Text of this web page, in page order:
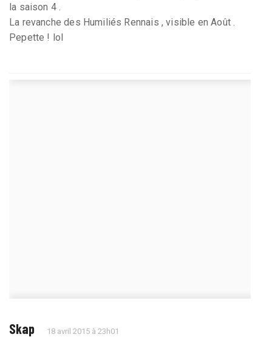
la saison 4 .
La revanche des Humiliés Rennais , visible en Août .
Pepette ! lol
Skap 18 avril 2015 à 23h01